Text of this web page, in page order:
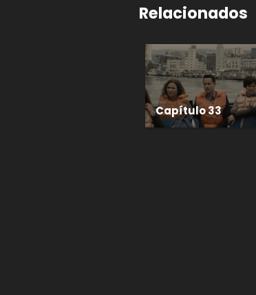
Relacionados
Capítulo 33